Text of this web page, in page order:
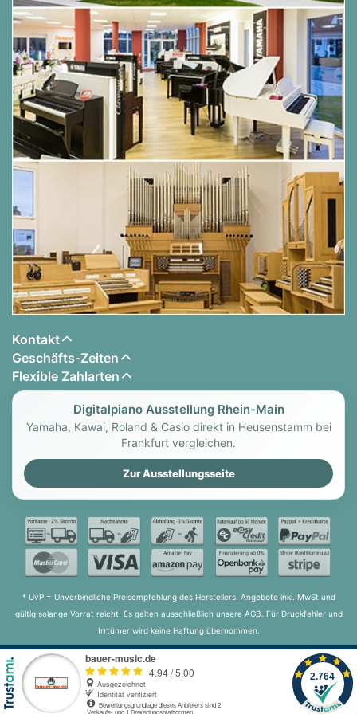
40. Vincent Sarah Connor
Kontakt
Geschäfts-Zeiten
Flexible Zahlarten
Digitalpiano Ausstellung Rhein-Main
Yamaha, Kawai, Roland & Casio direkt in Heusenstamm bei
Frankfurt vergleichen.
Zur Ausstellungsseite
* UvP = Unverbindliche Preisempfehlung des Herstellers. Angebote inkl. MwSt und
gültig solange Vorrat reicht. Es gelten ausschließlich unsere AGB. Für Druckfehler und
Irrtümer wird keine Haftung übernommen.